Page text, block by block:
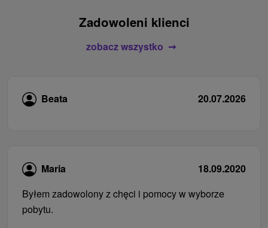
Zadowoleni klienci
zobacz wszystko
Beata 20.07.2026
Maria
18.09.2020
Byłem zadowolony z chęci i pomocy w wyborze
pobytu.